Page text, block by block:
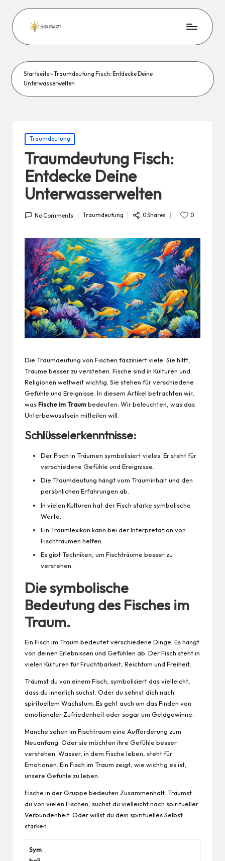
Startseite»Traumdeutung Fisch: Entdecke Deine
Unterwasserwelten
Posted
in
Traumdeutung
Traumdeutung Fisch:
Entdecke Deine
Unterwasserwelten
No Comments
Posted
Traumdeutung 0 Shares 0
Die Traumdeutung von Fischen fasziniert viele. Sie hilft,
Träume besser zu verstehen. Fische sind in Kulturen und
Religionen weltweit wichtig. Sie stehen für verschiedene
Gefühle und Ereignisse. In diesem Artikel betrachten wir,
wasFische im Traumbedeuten. Wir beleuchten, was das
Unterbewusstsein mitteilen will.
Schlüsselerkenntnisse:
Der Fisch in Träumen symbolisiert vieles. Er steht für
verschiedene Gefühle und Ereignisse.
Die Traumdeutung hängt vom Trauminhalt und den
persönlichen Erfahrungen ab.
In vielen Kulturen hat der Fisch starke symbolische
Werte.
Ein Traumlexikon kann bei der Interpretation von
Fischträumen helfen.
Es gibt Techniken, um Fischträume besser zu
verstehen.
Die symbolische
Bedeutung des Fisches im
Traum.
Ein Fisch im Traum bedeutet verschiedene Dinge. Es hängt
von deinen Erlebnissen und Gefühlen ab. Der Fisch steht in
vielen Kulturen für Fruchtbarkeit, Reichtum und Freiheit.
Träumst du von einem Fisch, symbolisiert das vielleicht,
dass du innerlich suchst. Oder du sehnst dich nach
spirituellem Wachstum. Es geht auch um das Finden von
emotionaler Zufriedenheit oder sogar um Geldgewinne.
Manche sehen im Fischtraum eine Aufforderung zum
Neuanfang. Oder sie möchten ihre Gefühle besser
verstehen. Wasser, in dem Fische leben , steht für
Emotionen. Ein Fisch im Traum zeigt, wie wichtig es ist,
unsere Gefühle zu leben.
Fische in der Gruppe bedeuten Zusammenhalt. Träumst
du von vielen Fischen, suchst du vielleicht nach spiritueller
Verbundenheit. Oder willst du dein spirituelles Selbst
stärken.
Sym